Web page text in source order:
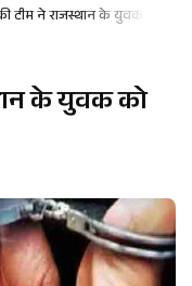
टीम ने राजस्थान के युवक को चरस
के युवक को